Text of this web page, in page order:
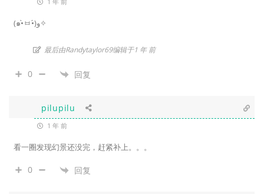
(๑•̀ㅂ•́)و✧
最后由Randytaylor69编辑于1 年 前
0 回复
pilupilu
1 年 前
看一圈发现幻景还没完，赶紧补上。。。
0 回复